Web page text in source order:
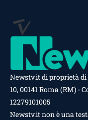
Newstv.it di proprietà di
10, 00141 Roma (RM) -
12279101005
Newstv.it non è una